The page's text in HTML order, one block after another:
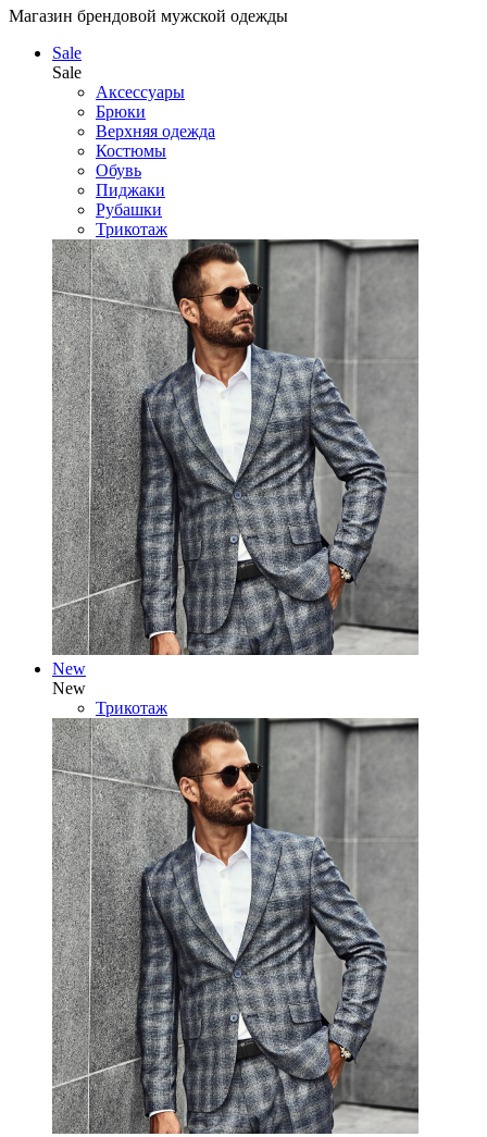
Магазин брендовой мужской одежды
Sale
Sale
Аксессуары
Брюки
Верхняя одежда
Костюмы
Обувь
Пиджаки
Рубашки
Трикотаж
New
New
Трикотаж